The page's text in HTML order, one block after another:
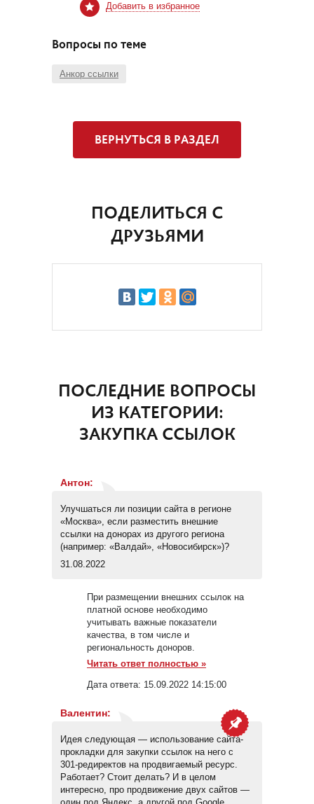
Добавить в избранное
Вопросы по теме
Анкор ссылки
ВЕРНУТЬСЯ В РАЗДЕЛ
ПОДЕЛИТЬСЯ С
ДРУЗЬЯМИ
ПОСЛЕДНИЕ ВОПРОСЫ
ИЗ КАТЕГОРИИ:
ЗАКУПКА ССЫЛОК
Антон:
Улучшаться ли позиции сайта в регионе
«Москва», если разместить внешние
ссылки на донорах из другого региона
(например: «Валдай», «Новосибирск»)?
31.08.2022
При размещении внешних ссылок на
платной основе необходимо
учитывать важные показатели
качества, в том числе и
региональность доноров.
Читать ответ полностью »
Дата ответа: 15.09.2022 14:15:00
Валентин:
Идея следующая — использование сайта-
прокладки для закупки ссылок на него с
301-редиректов на продвигаемый ресурс.
Работает? Стоит делать? И в целом
интересно, про продвижение двух сайтов —